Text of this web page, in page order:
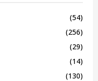
(54)
(256)
(29)
(14)
(130)